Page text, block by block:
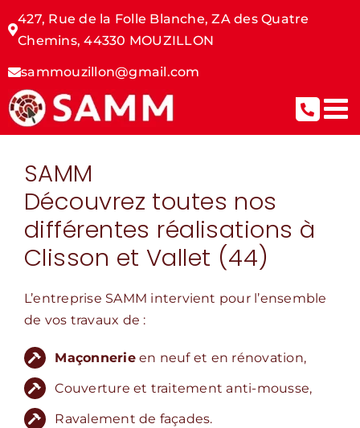
Passer
au
427, Rue de la Folle Blanche, ZA des Quatre
Chemins, 44330 MOUZILLON
sammouzillon@gmail.com
SAMM
Découvrez toutes nos
différentes réalisations à
Clisson et Vallet (44)
L’entreprise SAMM intervient pour l’ensemble
de vos travaux de :
Maçonnerieen neuf et en rénovation,
Couverture et traitement anti-mousse,
Ravalement de façades.